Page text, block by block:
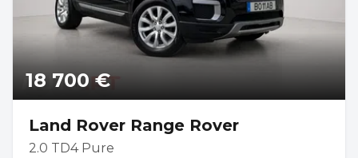
18 700 €
Land Rover Range Rover
2.0 TD4 Pure